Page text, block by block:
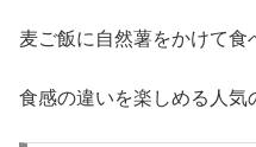
麦ご飯に自然薯をかけて食
食感の違いを楽しめる人気